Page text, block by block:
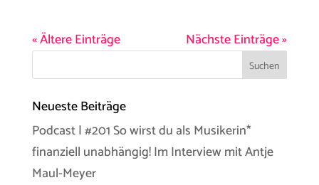
« Ältere Einträge Nächste Einträge »
Neueste Beiträge
Podcast | #201 So wirst du als Musikerin*
finanziell unabhängig! Im Interview mit Antje
Maul-Meyer